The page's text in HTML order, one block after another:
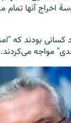
اخراج آنها تمام
کسانی بودند که
جدی" مواجه می‌کردند.